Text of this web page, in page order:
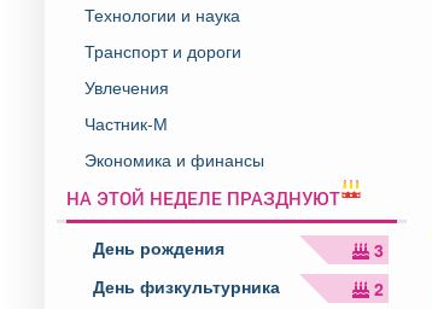
Технологии и наука
Транспорт и дороги
Увлечения
Частник-М
Экономика и финансы
НА ЭТОЙ НЕДЕЛЕ ПРАЗДНУЮТ
День рождения
3
День физкультурника
2